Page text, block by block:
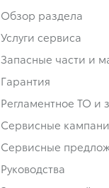
Обзор раздела
Услуги сервиса
Запасные части и
Гарантия
Регламентное ТО и
Сервисные
Сервисные
Руководства